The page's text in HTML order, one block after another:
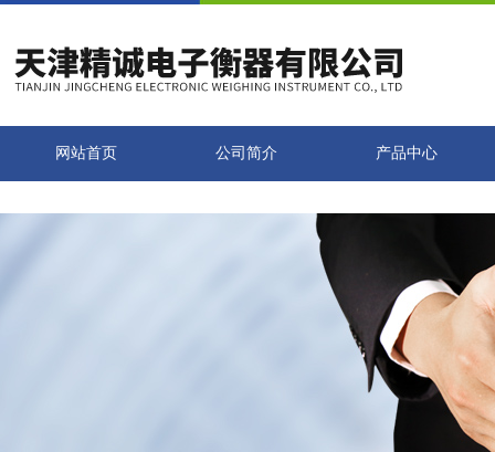
网站首页 公司简介 产品中心